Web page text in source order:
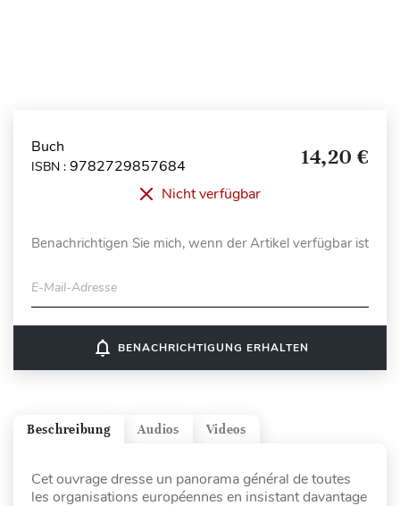
Buch
ISBN : 9782729857684 14,20 €
Nicht verfügbar
Benachrichtigen Sie mich, wenn der Artikel verfügbar ist
E-Mail-Adresse
notifications_none BENACHRICHTIGUNG ERHALTEN
Videos
Audios
Beschreibung
Cet ouvrage dresse un panorama général de toutes
les organisations européennes en insistant davantage